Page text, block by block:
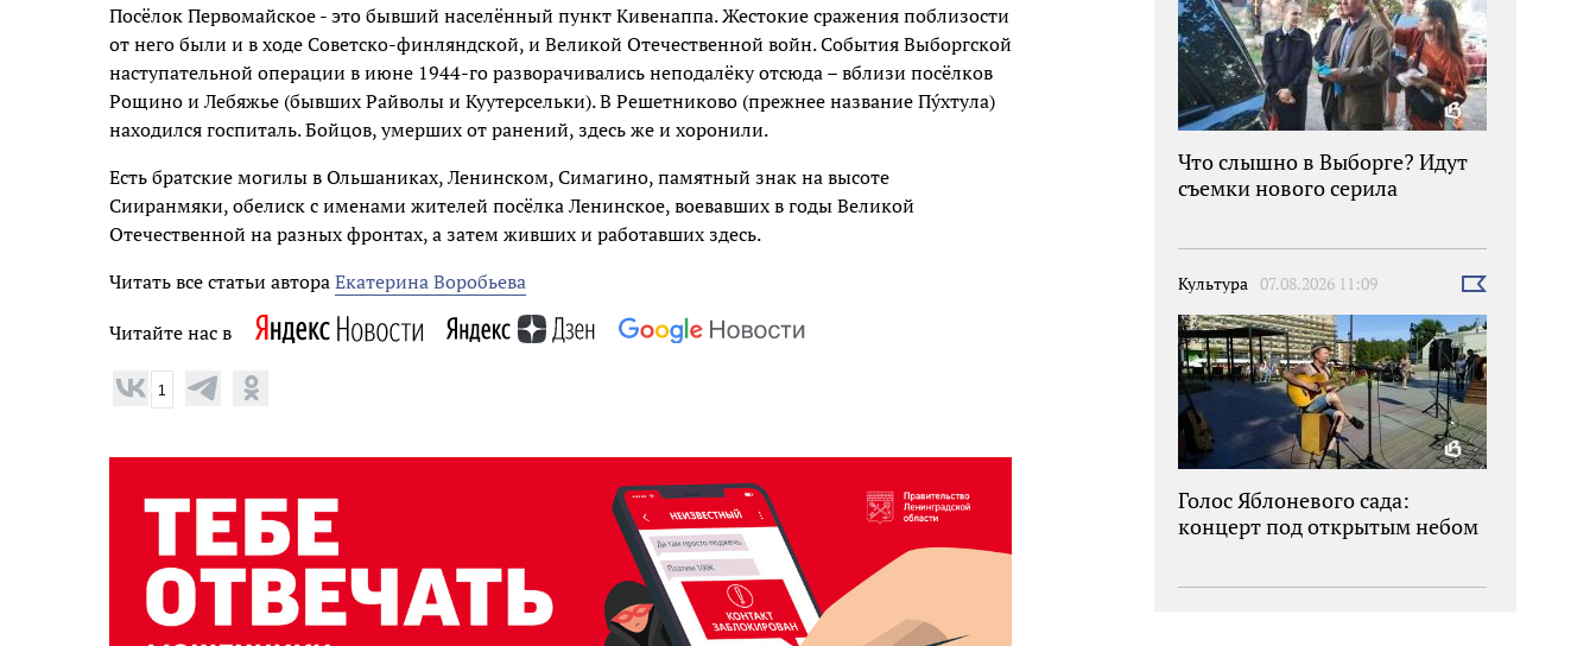
Посёлок Первомайское - это бывший населённый пункт Кивенаппа. Жестокие сражения поблизости
от него были и в ходе Советско-финляндской, и Великой Отечественной войн. События Выборгской
наступательной операции в июне 1944-го разворачивались неподалёку отсюда – вблизи посёлков
Рощино и Лебяжье (бывших Райволы и Куутерсельки). В Решетниково (прежнее название Пу́хтула)
находился госпиталь. Бойцов, умерших от ранений, здесь же и хоронили.
Есть братские могилы в Ольшаниках, Ленинском, Симагино, памятный знак на высоте
Сииранмяки, обелиск с именами жителей посёлка Ленинское, воевавших в годы Великой
Отечественной на разных фронтах, а затем живших и работавших здесь.
Читать все статьи автораЕкатерина Воробьева
Читайте нас в
1
Что слышно в Выборге? Идут
съемки нового серила
Культура 07.08.2026 11:09
Выбрать
Голос Яблоневого сада:
концерт под открытым небом